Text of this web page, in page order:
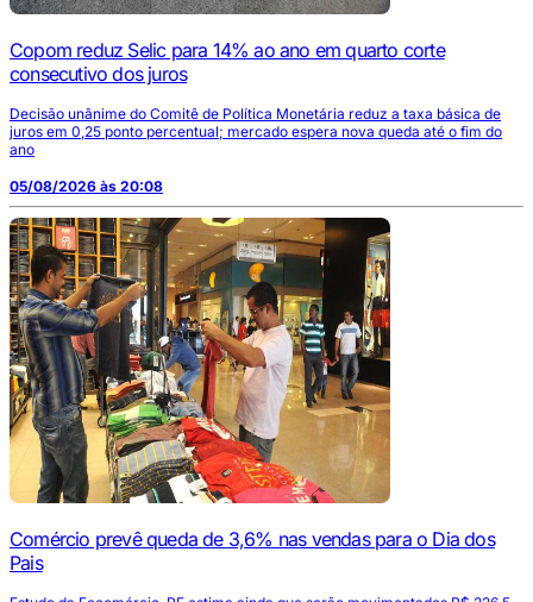
Copom reduz Selic para 14% ao ano em quarto corte
consecutivo dos juros
Decisão unânime do Comitê de Política Monetária reduz a taxa básica de
juros em 0,25 ponto percentual; mercado espera nova queda até o fim do
ano
05/08/2026 às 20:08
Comércio prevê queda de 3,6% nas vendas para o Dia dos
Pais